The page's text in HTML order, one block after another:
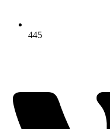
445